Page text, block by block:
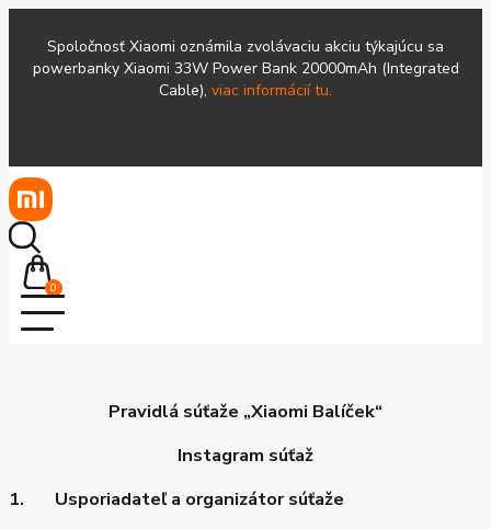
Spoločnosť Xiaomi oznámila zvolávaciu akciu týkajúcu sa
powerbanky Xiaomi 33W Power Bank 20000mAh (Integrated
Cable), viac informácií tu.
0
Pravidlá súťaže „Xiaomi Balíček“
Instagram súťaž
1. Usporiadateľ a organizátor súťaže